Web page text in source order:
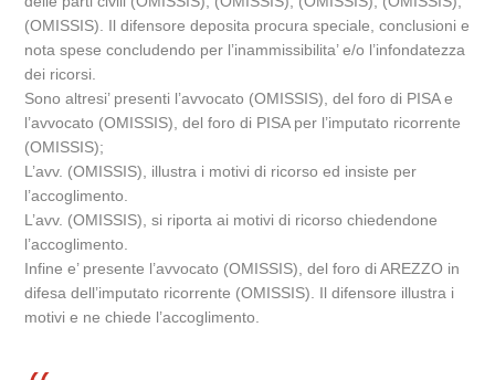
(OMISSIS). Il difensore deposita procura speciale, conclusioni e
nota spese concludendo per l’inammissibilita’ e/o l’infondatezza
dei ricorsi.
Sono altresi’ presenti l’avvocato (OMISSIS), del foro di PISA e
l’avvocato (OMISSIS), del foro di PISA per l’imputato ricorrente
(OMISSIS);
L’avv. (OMISSIS), illustra i motivi di ricorso ed insiste per
l’accoglimento.
L’avv. (OMISSIS), si riporta ai motivi di ricorso chiedendone
l’accoglimento.
Infine e’ presente l’avvocato (OMISSIS), del foro di AREZZO in
difesa dell’imputato ricorrente (OMISSIS). Il difensore illustra i
motivi e ne chiede l’accoglimento.